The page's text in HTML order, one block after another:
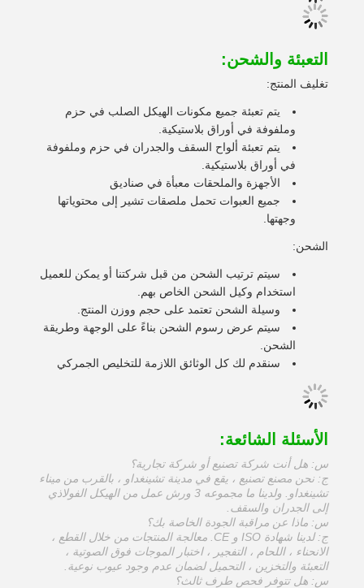
التعبئة والشحن:
تغليف المنتج:
يتم تعبئة جميع مكونات الهيكل الصلب في حزم
وملفوفة في أوراق بلاستيكية.
يتم تعبئة ألواح السقف والجدران في حزم وملفوفة
في أوراق بلاستيكية.
الأجهزة والملحقات معبأة في صناديق
جميع العبوات تحمل ملصقات تشير إلى محتوياتها
وجهتها.
الشحن:
سيتم ترتيب الشحن من قبل شركتنا أو يمكن للعميل
استخدام وكيل الشحن الخاص بهم.
وسيلة الشحن تعتمد على حجم ووزن المنتج.
سيتم عرض رسوم الشحن بناءً على الوجهة وطريقة
الشحن.
سنقدم لك كل الوثائق اللازمة للتخليص الجمركي
الأسئلة الشائعة:
س: هل أنت شركة تصنيع أو شركة تجارية؟
ج: نحن مصنع تصنيع ، يقع في مدينة تشينغداو ، بالقرب من ميناء
تشينغداو. ولدينا ما مجموعه 3 ورش عمل من الهيكل الفولاذي
إلى الجدران والسقف.
س: ماذا عن مراقبة الجودة الخاصة بك؟
ج: لدينا شهادة ISO و CE. معالجة المنتجات من خلال القطع ،
الانحناء ، اللحام ، التفجير ، اختبار الموجات فوق الصوتية ،
التعبئة والتخزين ، التحميل لضمان عدم وجود عيوب نوعية.
س: هل تتوفر فحص طرف ثالث؟